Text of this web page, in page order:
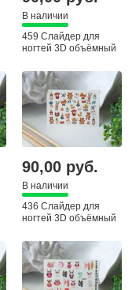
В наличии
459 Слайдер для
ногтей 3D объёмный
90,00 руб.
В наличии
436 Слайдер для
ногтей 3D объёмный